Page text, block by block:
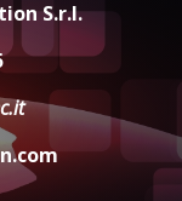
S.r.l.